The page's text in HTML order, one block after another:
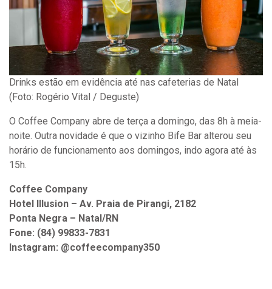
Drinks estão em evidência até nas cafeterias de Natal
(Foto: Rogério Vital / Deguste)
O Coffee Company abre de terça a domingo, das 8h à meia-
noite. Outra novidade é que o vizinho Bife Bar alterou seu
horário de funcionamento aos domingos, indo agora até às
15h.
Coffee Company
Hotel Illusion – Av. Praia de Pirangi, 2182
Ponta Negra – Natal/RN
Fone: (84) 99833-7831
Instagram: @coffeecompany350